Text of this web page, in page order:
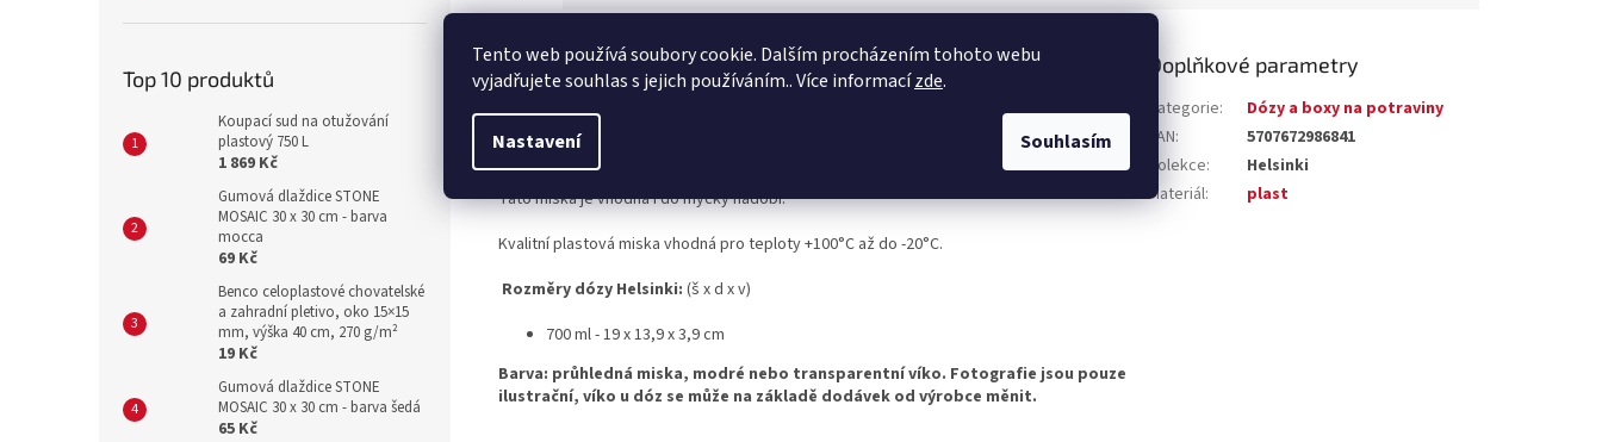
Tento web používá soubory cookie. Dalším procházením tohoto webu
vyjadřujete souhlas s jejich používáním.. Více informacízde.
Nastavení Souhlasím
Top 10 produktů
Koupací sud na otužování
plastový 750 L
1 869 Kč
Gumová dlaždice STONE
MOSAIC 30 x 30 cm - barva
mocca
69 Kč
Benco celoplastové chovatelské
a zahradní pletivo, oko 15×15
mm, výška 40 cm, 270 g/m²
19 Kč
Gumová dlaždice STONE
MOSAIC 30 x 30 cm - barva šedá
65 Kč
Detailní popis produktu
Průhledná plastová miska s transparentním víkem vhodná do mrazničky, mikrovlnné
trouby. Plastový box s dobře těsnícím víkem vhodná pro skladování potravin v lednici i
mrazícím boxu.
Tato miska je vhodná i do myčky nádobí.
Kvalitní plastová miska vhodná pro teploty +100°C až do -20°C.
Rozměry dózy Helsinki: (š x d x v)
700 ml - 19 x 13,9 x 3,9 cm
Barva: průhledná miska, modré nebo transparentní víko. Fotografie jsou pouze
ilustrační, víko u dóz se může na základě dodávek od výrobce měnit.
Doplňkové parametry
Kategorie:
Dózy a boxy na potraviny
EAN:
5707672986841
Kolekce:
Helsinki
Materiál: plast